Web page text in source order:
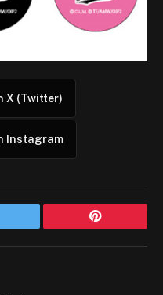
X (Twitter)
Instagram
Pinterest